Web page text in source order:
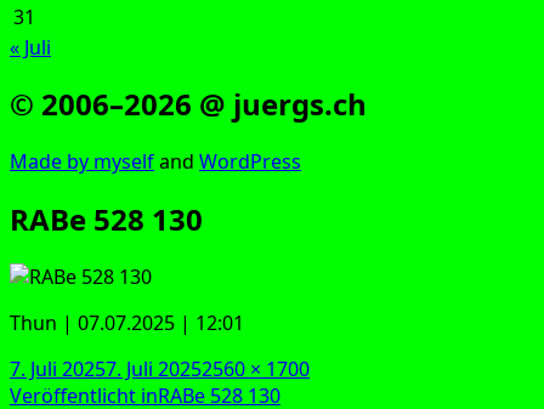
31
« Juli
© 2006–2026 @ juergs.ch
Made by mys­elfand Word­Press
RABe 528 130
Thun | 07.07.2025 | 12:01
Veröffentlicht
am
7. Juli 20257. Juli 2025Originalgröße
2560 × 1700
Veröffentlicht inRABe 528 130